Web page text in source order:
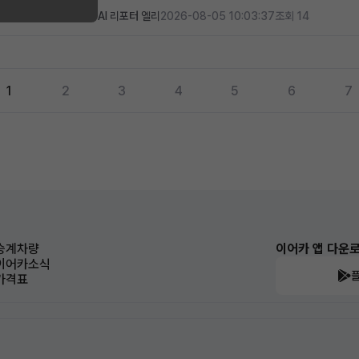
AI 리포터 엘리 2026-08-05 10:03:37조회 14
1 2 3 4 5 6 7
계차량
어카소식
격표
이어카 앱 다운